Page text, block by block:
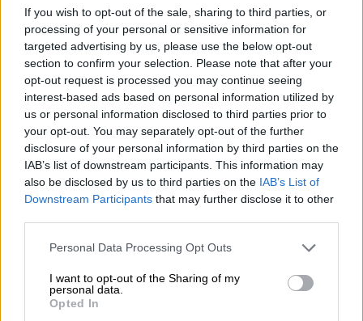
If you wish to opt-out of the sale, sharing to third parties, or
processing of your personal or sensitive information for
targeted advertising by us, please use the below opt-out
section to confirm your selection. Please note that after your
opt-out request is processed you may continue seeing
interest-based ads based on personal information utilized by
us or personal information disclosed to third parties prior to
your opt-out. You may separately opt-out of the further
disclosure of your personal information by third parties on the
IAB’s list of downstream participants. This information may
also be disclosed by us to third parties on the IAB’s List of
Downstream Participants that may further disclose it to other
Please note that this website/app uses one or more Google
not limited to your visit or usage behaviour. You may click to
grant or deny consent to Google and its third-party tags to
use your data for below specified purposes in below Google
Personal Data Processing Opt Outs
I want to opt-out of the Sharing of my
personal data.
Opted In
Σύμφωνα με τη σημερινή αξιολόγηση των
ευρωπαϊκών χωρώναπό τοΕυρωπαϊκό
Κέντρο Ελέγχου Πρόληψης Νοσημάτων
ECDC) σχετικά με την εξέλιξη της
πανδημίατουκορονοϊού, η Ελλάδα
εξακολουθεί να βρίσκεται από πολύ χαμηλά
έως μέτρια επίπεδαεπιδημιολογικού
φορτίου. Την ώρα που στο εσωτερικό της
χώρας υπάρχει μεγάλη ανησυχία για τη
διασπορά τουκορονοϊού, στην υπόλοιπη
Ευρώπη, τα πράγματα είναι πολύ χειρότερα.
Ο σύνθετος δείκτης που χρησιμοποιεί το
Ευρωπαϊκό Κέντρο αποτυπώνει τόσο το
ρυθμό διάδοσης της νόσου, όσο και τη